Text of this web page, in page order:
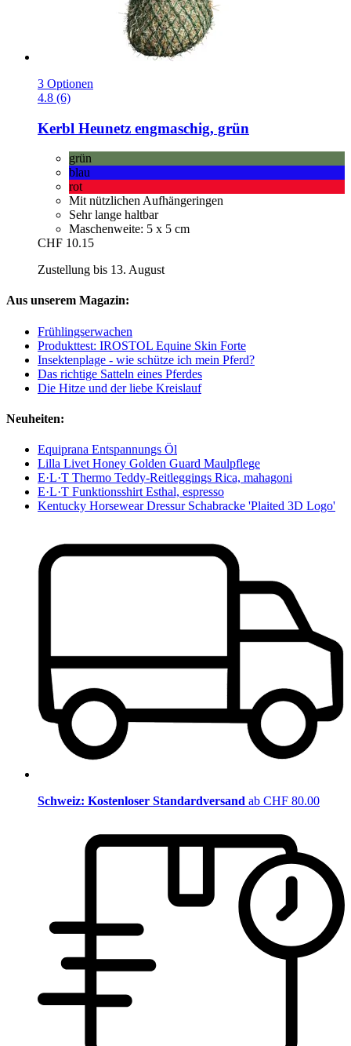
3 Optionen
4.8 (6)
Kerbl Heunetz engmaschig, grün
grün
blau
rot
Mit nützlichen Aufhängeringen
Sehr lange haltbar
Maschenweite: 5 x 5 cm
CHF 10.15
Zustellung bis 13. August
Aus unserem Magazin:
Frühlingserwachen
Produkttest: IROSTOL Equine Skin Forte
Insektenplage - wie schütze ich mein Pferd?
Das richtige Satteln eines Pferdes
Die Hitze und der liebe Kreislauf
Neuheiten:
Equiprana Entspannungs Öl
Lilla Livet Honey Golden Guard Maulpflege
E·L·T Thermo Teddy-Reitleggings Rica, mahagoni
E·L·T Funktionsshirt Esthal, espresso
Kentucky Horsewear Dressur Schabracke 'Plaited 3D Logo'
Schweiz: Kostenloser Standardversand ab CHF 80.00